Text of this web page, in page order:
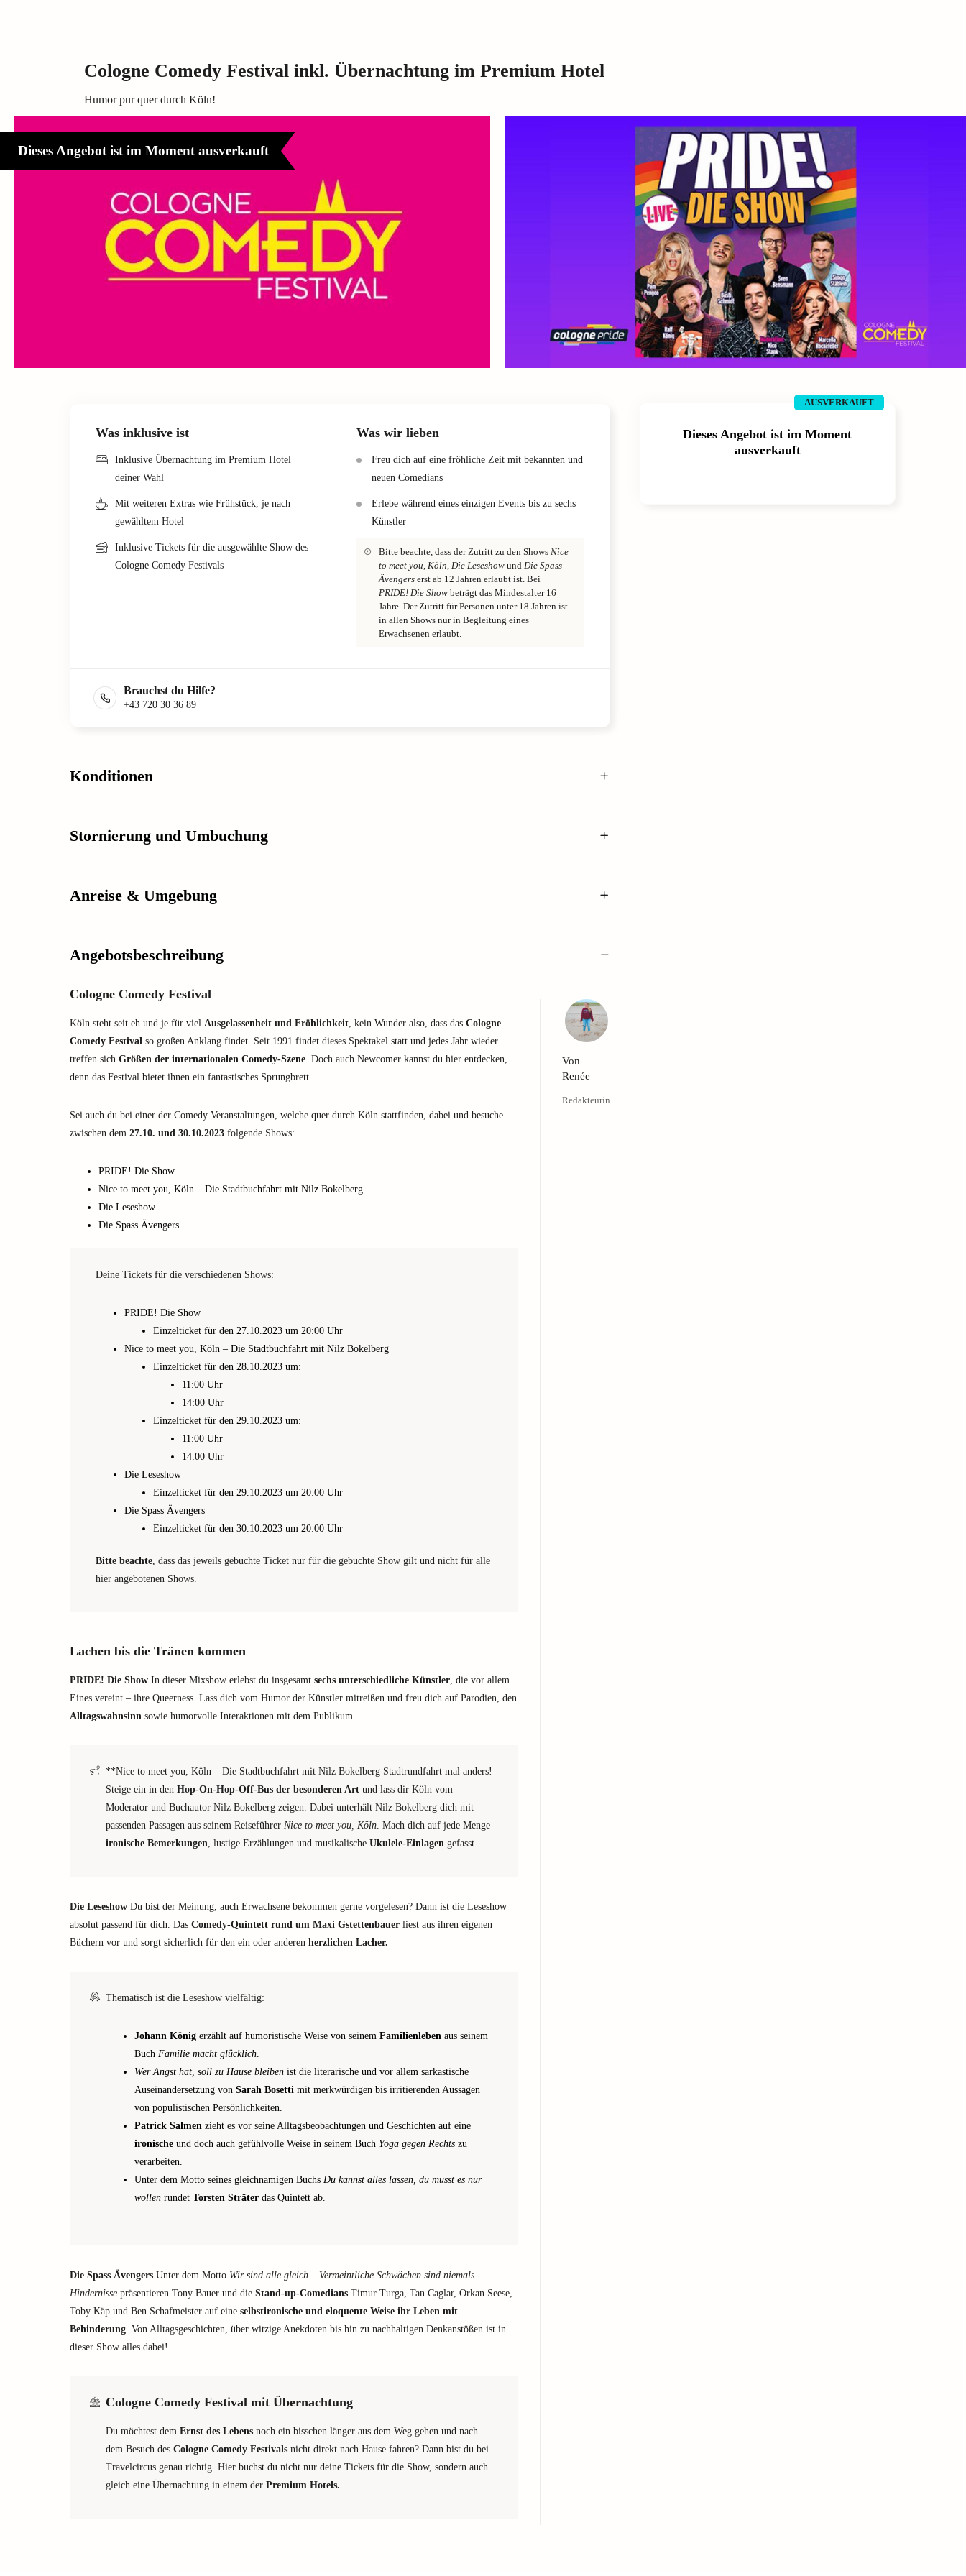
Cologne Comedy Festival inkl. Übernachtung im Premium Hotel
Humor pur quer durch Köln!
Dieses Angebot ist im Moment ausverkauft
AUSVERKAUFT
Dieses Angebot ist im Moment
ausverkauft
Was inklusive ist
Inklusive Übernachtung im Premium Hotel
deiner Wahl
Mit weiteren Extras wie Frühstück, je nach
gewähltem Hotel
Inklusive Tickets für die ausgewählte Show des
Cologne Comedy Festivals
Was wir lieben
Freu dich auf eine fröhliche Zeit mit bekannten und
neuen Comedians
Erlebe während eines einzigen Events bis zu sechs
Künstler
Bitte beachte, dass der Zutritt zu den Shows Nice
to meet you, Köln, Die Leseshow und Die Spass
Ävengers erst ab 12 Jahren erlaubt ist. Bei
PRIDE! Die Show beträgt das Mindestalter 16
Jahre. Der Zutritt für Personen unter 18 Jahren ist
in allen Shows nur in Begleitung eines
Erwachsenen erlaubt.
Brauchst du Hilfe?
+43 720 30 36 89
Konditionen
Stornierung und Umbuchung
Anreise & Umgebung
Angebotsbeschreibung
Cologne Comedy Festival
Köln steht seit eh und je für viel Ausgelassenheit und Fröhlichkeit, kein Wunder also, dass das Cologne
Comedy Festival so großen Anklang findet. Seit 1991 findet dieses Spektakel statt und jedes Jahr wieder
treffen sich Größen der internationalen Comedy-Szene. Doch auch Newcomer kannst du hier entdecken,
denn das Festival bietet ihnen ein fantastisches Sprungbrett.
Sei auch du bei einer der Comedy Veranstaltungen, welche quer durch Köln stattfinden, dabei und besuche
zwischen dem 27.10. und 30.10.2023 folgende Shows:
PRIDE! Die Show
Nice to meet you, Köln – Die Stadtbuchfahrt mit Nilz Bokelberg
Die Leseshow
Die Spass Ävengers
Deine Tickets für die verschiedenen Shows:
PRIDE! Die Show
Einzelticket für den 27.10.2023 um 20:00 Uhr
Nice to meet you, Köln – Die Stadtbuchfahrt mit Nilz Bokelberg
Einzelticket für den 28.10.2023 um:
11:00 Uhr
14:00 Uhr
Einzelticket für den 29.10.2023 um:
11:00 Uhr
14:00 Uhr
Die Leseshow
Einzelticket für den 29.10.2023 um 20:00 Uhr
Die Spass Ävengers
Einzelticket für den 30.10.2023 um 20:00 Uhr
Bitte beachte, dass das jeweils gebuchte Ticket nur für die gebuchte Show gilt und nicht für alle
hier angebotenen Shows.
Lachen bis die Tränen kommen
PRIDE! Die Show In dieser Mixshow erlebst du insgesamt sechs unterschiedliche Künstler, die vor allem
Eines vereint – ihre Queerness. Lass dich vom Humor der Künstler mitreißen und freu dich auf Parodien, den
Alltagswahnsinn sowie humorvolle Interaktionen mit dem Publikum.
**Nice to meet you, Köln – Die Stadtbuchfahrt mit Nilz Bokelberg Stadtrundfahrt mal anders!
Steige ein in den Hop-On-Hop-Off-Bus der besonderen Art und lass dir Köln vom
Moderator und Buchautor Nilz Bokelberg zeigen. Dabei unterhält Nilz Bokelberg dich mit
passenden Passagen aus seinem Reiseführer Nice to meet you, Köln. Mach dich auf jede Menge
ironische Bemerkungen, lustige Erzählungen und musikalische Ukulele-Einlagen gefasst.
Die Leseshow Du bist der Meinung, auch Erwachsene bekommen gerne vorgelesen? Dann ist die Leseshow
absolut passend für dich. Das Comedy-Quintett rund um Maxi Gstettenbauer liest aus ihren eigenen
Büchern vor und sorgt sicherlich für den ein oder anderen herzlichen Lacher.
Thematisch ist die Leseshow vielfältig:
Johann König erzählt auf humoristische Weise von seinem Familienleben aus seinem
Buch Familie macht glücklich.
Wer Angst hat, soll zu Hause bleiben ist die literarische und vor allem sarkastische
Auseinandersetzung von Sarah Bosetti mit merkwürdigen bis irritierenden Aussagen
von populistischen Persönlichkeiten.
Patrick Salmen zieht es vor seine Alltagsbeobachtungen und Geschichten auf eine
ironische und doch auch gefühlvolle Weise in seinem Buch Yoga gegen Rechts zu
verarbeiten.
Unter dem Motto seines gleichnamigen Buchs Du kannst alles lassen, du musst es nur
wollen rundet Torsten Sträter das Quintett ab.
Die Spass Ävengers Unter dem Motto Wir sind alle gleich – Vermeintliche Schwächen sind niemals
Hindernisse präsentieren Tony Bauer und die Stand-up-Comedians Timur Turga, Tan Caglar, Orkan Seese,
Toby Käp und Ben Schafmeister auf eine selbstironische und eloquente Weise ihr Leben mit
Behinderung. Von Alltagsgeschichten, über witzige Anekdoten bis hin zu nachhaltigen Denkanstößen ist in
dieser Show alles dabei!
Cologne Comedy Festival mit Übernachtung
Du möchtest dem Ernst des Lebens noch ein bisschen länger aus dem Weg gehen und nach
dem Besuch des Cologne Comedy Festivals nicht direkt nach Hause fahren? Dann bist du bei
Travelcircus genau richtig. Hier buchst du nicht nur deine Tickets für die Show, sondern auch
gleich eine Übernachtung in einem der Premium Hotels.
Von
Renée
Redakteurin